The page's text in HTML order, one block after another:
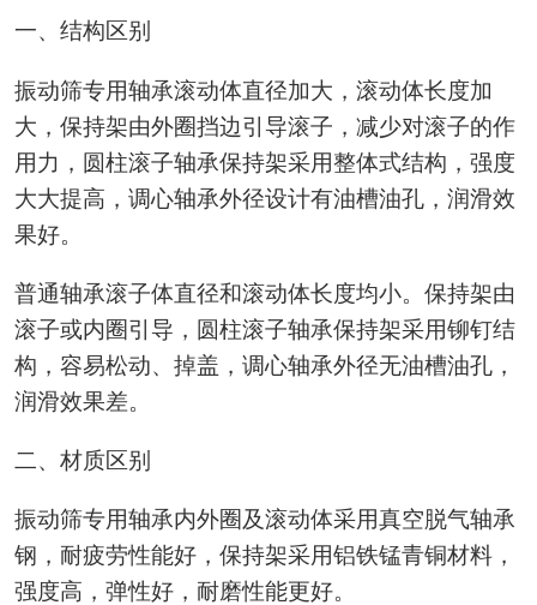
一、结构区别
振动筛专用轴承滚动体直径加大，滚动体长度加
大，保持架由外圈挡边引导滚子，减少对滚子的作
用力，圆柱滚子轴承保持架采用整体式结构，强度
大大提高，调心轴承外径设计有油槽油孔，润滑效
果好。
普通轴承滚子体直径和滚动体长度均小。保持架由
滚子或内圈引导，圆柱滚子轴承保持架采用铆钉结
构，容易松动、掉盖，调心轴承外径无油槽油孔，
润滑效果差。
二、材质区别
振动筛专用轴承内外圈及滚动体采用真空脱气轴承
钢，耐疲劳性能好，保持架采用铝铁锰青铜材料，
强度高，弹性好，耐磨性能更好。